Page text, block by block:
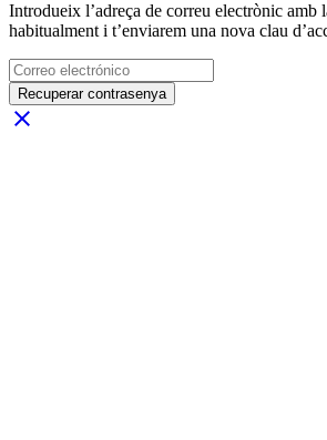
Introdueix l’adreça de correu electrònic amb
habitualment i t’enviarem una nova clau
Recuperar contrasenya
close